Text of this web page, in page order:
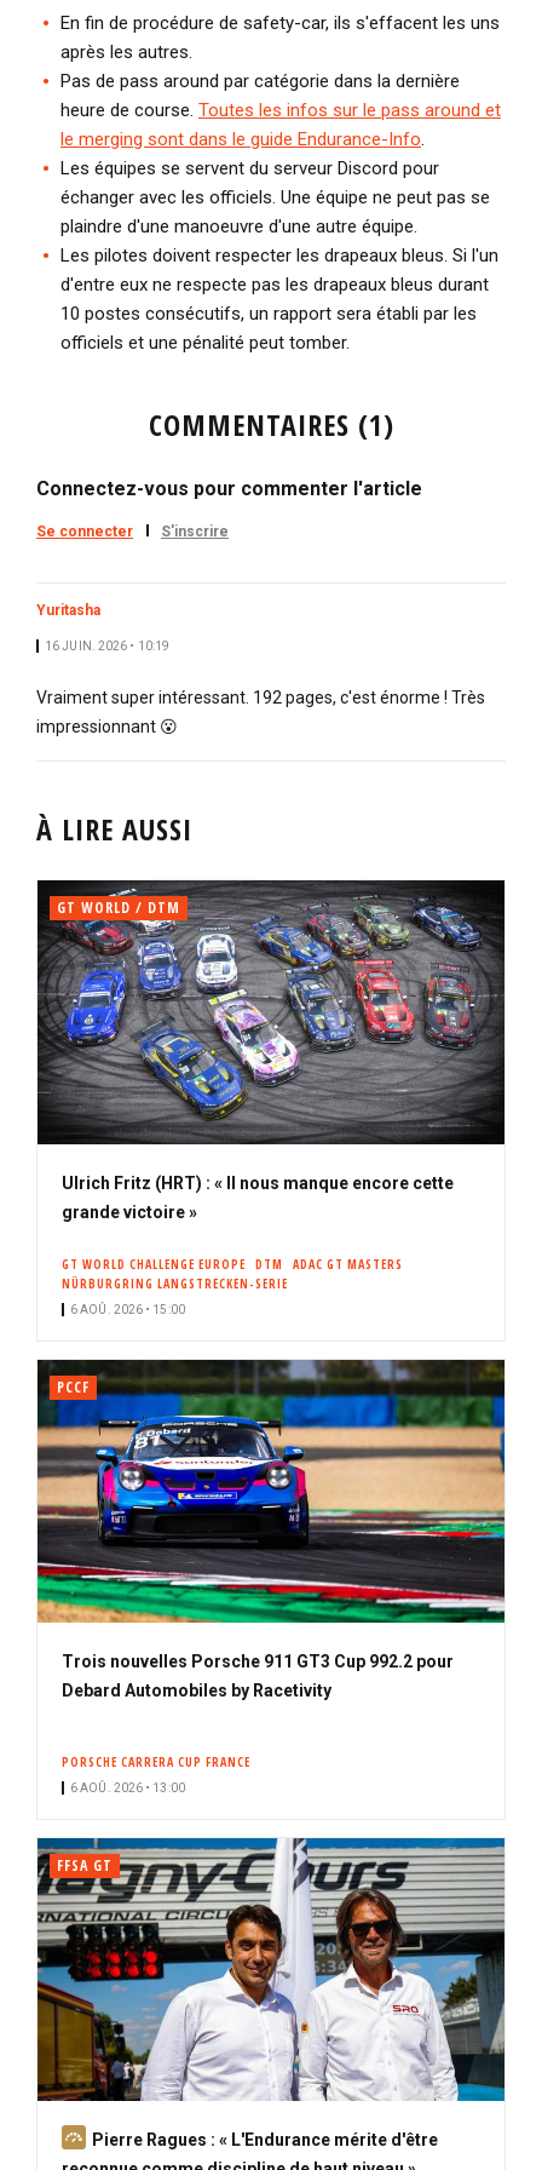
En fin de procédure de safety-car, ils s'effacent les uns
après les autres.
Pas de pass around par catégorie dans la dernière
heure de course. Toutes les infos sur le pass around et
le merging sont dans le guide Endurance-Info.
Les équipes se servent du serveur Discord pour
échanger avec les officiels. Une équipe ne peut pas se
plaindre d'une manoeuvre d'une autre équipe.
Les pilotes doivent respecter les drapeaux bleus. Si l'un
d'entre eux ne respecte pas les drapeaux bleus durant
10 postes consécutifs, un rapport sera établi par les
officiels et une pénalité peut tomber.
COMMENTAIRES (1)
Connectez-vous pour commenter l'article
Se connecter S'inscrire
Yuritasha
16 JUIN. 2026 • 10:19
Vraiment super intéressant. 192 pages, c'est énorme ! Très
impressionnant 😮
À LIRE AUSSI
GT WORLD / DTM
Ulrich Fritz (HRT) : « Il nous manque encore cette
grande victoire »
GT WORLD CHALLENGE EUROPE DTM
ADAC GT MASTERS
NÜRBURGRING LANGSTRECKEN-SERIE
6 AOÛ. 2026 • 15:00
PCCF
Trois nouvelles Porsche 911 GT3 Cup 992.2 pour
Debard Automobiles by Racetivity
PORSCHE CARRERA CUP FRANCE
6 AOÛ. 2026 • 13:00
FFSA GT
APierre Ragues : « L'Endurance mérite d'être